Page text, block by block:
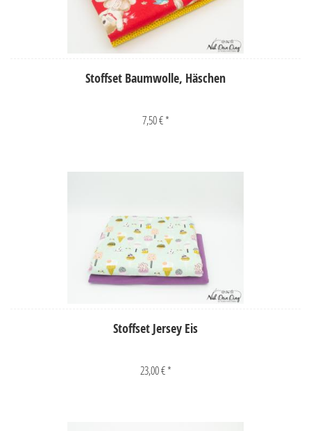
Stoffset Baumwolle, Häschen
7,50 € *
Stoffset Jersey Eis
23,00 € *